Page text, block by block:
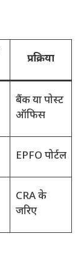
प्रक्रिया
बैंक या पोस्ट
ऑफिस
EPFO पोर्टल
CRA के
जरिए